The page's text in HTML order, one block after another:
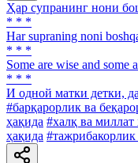
Ҳар супранинг нони
* * *
Har supraning noni
* * *
Some are wise and some
* * *
И одной матки детки,
#барқарорлик ва
ҳақида #халқ ва миллат
ҳақида